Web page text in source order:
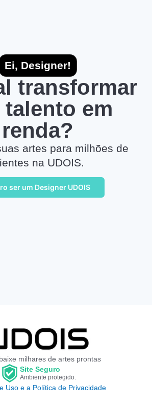
Ei, Designer!
transformar
talento em
renda?
artes para milhões de
na UDOIS.
ser um Designer UDOIS
milhares de artes prontas
Site Seguro
Ambiente protegido.
Uso e a Política de Privacidade